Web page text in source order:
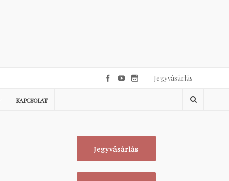
Jegyvásárlás
KAPCSOLAT
Jegyvásárlás